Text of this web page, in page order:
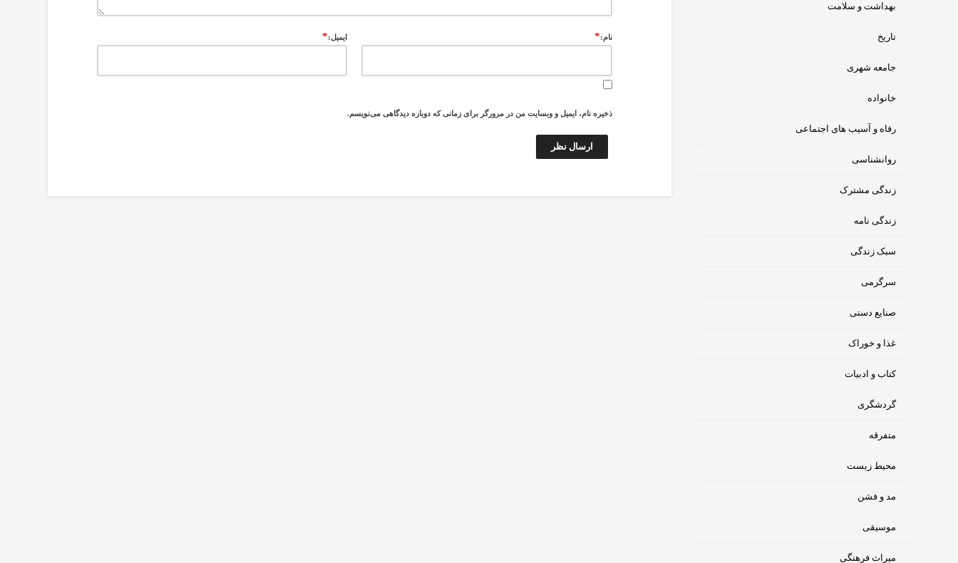
نام:* ایمیل:*
ذخیره نام، ایمیل و وبسایت من در مرورگر برای زمانی که دوباره دیدگاهی می‌نویسم.
بهداشت و سلامت
تاریخ
جامعه شهری
خانواده
رفاه و آسیب های اجتماعی
روانشناسی
زندگی مشترک
زندگی نامه
سبک زندگی
سرگرمی
صنایع دستی
غذا و خوراک
کتاب و ادبیات
گردشگری
متفرقه
محیط زیست
مد و فشن
موسیقی
میراث فرهنگی